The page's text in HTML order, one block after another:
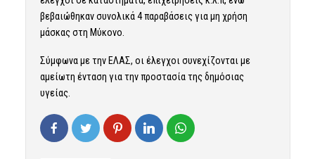
βεβαιώθηκαν συνολικά 4 παραβάσεις για μη χρήση
μάσκας στη Μύκονο.
Σύμφωνα με την ΕΛΑΣ, οι έλεγχοι συνεχίζονται με
αμείωτη ένταση για την προστασία της δημόσιας
υγείας.